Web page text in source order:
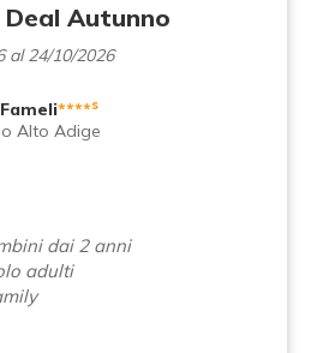
Deal Autunno
al 24/10/2026
****s
Alto Adige
dai 2 anni
adulti